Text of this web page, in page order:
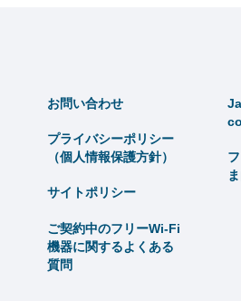
お問い合わせ
プライバシーポリシー
（個人情報保護方針）
サイトポリシー
ご契約中のフリーWi-Fi
機器に関するよくある
質問